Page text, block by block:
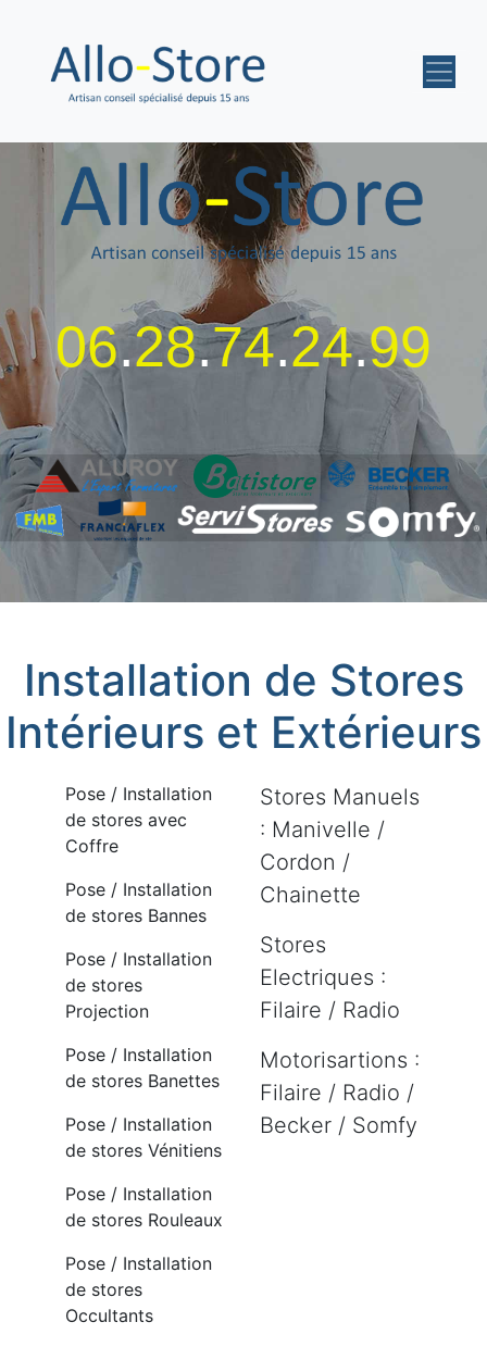
06.28.74.24.99
Installation de Stores
Intérieurs et Extérieurs
Pose / Installation
de stores avec
Coffre
Pose / Installation
de stores Bannes
Pose / Installation
de stores
Projection
Pose / Installation
de stores Banettes
Pose / Installation
de stores Vénitiens
Pose / Installation
de stores Rouleaux
Pose / Installation
de stores
Occultants
Stores Manuels
: Manivelle /
Cordon /
Chainette
Stores
Electriques :
Filaire / Radio
Motorisartions :
Filaire / Radio /
Becker / Somfy